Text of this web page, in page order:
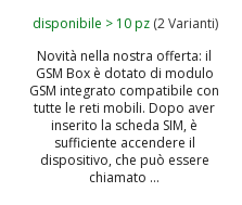
disponibile > 10 pz (2 Varianti)
Novità nella nostra offerta: il
GSM Box è dotato di modulo
GSM integrato compatibile con
tutte le reti mobili. Dopo aver
inserito la scheda SIM, è
sufficiente accendere il
dispositivo, che può essere
chiamato ...